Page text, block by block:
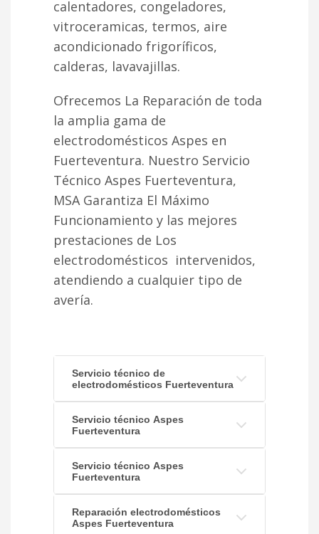
calentadores, congeladores,
vitroceramicas, termos, aire
acondicionado frigoríficos,
calderas, lavavajillas.
Ofrecemos La Reparación de toda
la amplia gama de
electrodomésticos Aspes en
Fuerteventura. Nuestro Servicio
Técnico Aspes Fuerteventura,
MSA Garantiza El Máximo
Funcionamiento y las mejores
prestaciones de Los
electrodomésticos intervenidos,
atendiendo a cualquier tipo de
avería.
Servicio técnico de
electrodomésticos Fuerteventura
Servicio técnico Aspes
Fuerteventura
Servicio técnico Aspes
Fuerteventura
Reparación electrodomésticos
Aspes Fuerteventura